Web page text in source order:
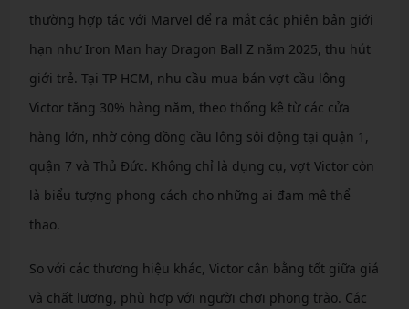
thường hợp tác với Marvel để ra mắt các phiên bản giới
hạn như Iron Man hay Dragon Ball Z năm 2025, thu hút
giới trẻ. Tại TP HCM, nhu cầu mua bán vợt cầu lông
Victor tăng 30% hàng năm, theo thống kê từ các cửa
hàng lớn, nhờ cộng đồng cầu lông sôi động tại quận 1,
quận 7 và Thủ Đức. Không chỉ là dụng cụ, vợt Victor còn
là biểu tượng phong cách cho những ai đam mê thể
thao.
So với các thương hiệu khác, Victor cân bằng tốt giữa giá
và chất lượng, phù hợp với người chơi phong trào. Các